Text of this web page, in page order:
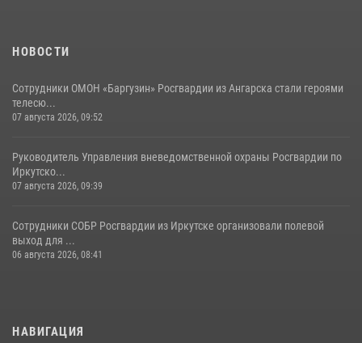
НОВОСТИ
Сотрудники ОМОН «Баргузин» Росгвардии из Ангарска стали героями
телесю...
07 августа 2026, 09:52
Руководитель Управления вневедомственной охраны Росгвардии по
Иркутско...
07 августа 2026, 09:39
Сотрудники СОБР Росгвардии из Иркутске организовали полевой
выход для ...
06 августа 2026, 08:41
НАВИГАЦИЯ